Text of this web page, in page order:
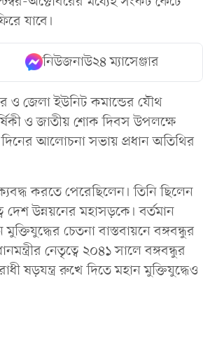
যাবে।
নিউজনাউ২৪ ম্যাসেঞ্জার
ও জেলা ইউনিট কমান্ডের যৌথ
ও জাতীয় শোক দিবস উপলক্ষে
দিনের আলোচনা সভায় প্রধান অতিথির
করতে পেরেছিলেন। তিনি ছিলেন
দেশ উন্নয়নের মহাসড়কে। বর্তমান
চেতনা বাস্তবায়নে বঙ্গবন্ধুর
নেতৃত্বে ২০৪১ সালে বঙ্গবন্ধুর
ষড়যন্ত্র রুখে দিতে মহান মুক্তিযুদ্ধেও